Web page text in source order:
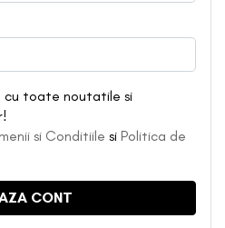
cu toate noutatile si
si Conditiile si Politica de